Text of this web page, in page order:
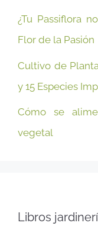
¿Tu Passiflora
Flor de la Pasión
Cultivo de
y 15 Especies
Cómo se
vegetal
Libros